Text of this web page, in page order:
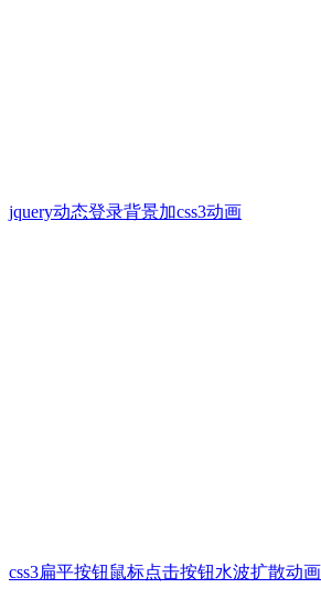
jquery动态登录背景加css3动画
css3扁平按钮鼠标点击按钮水波扩散动